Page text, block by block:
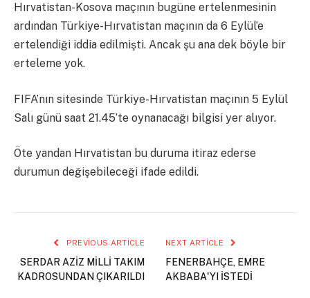
Hırvatistan-Kosova maçının bugüne ertelenmesinin
ardından Türkiye-Hırvatistan maçının da 6 Eylül’e
ertelendiği iddia edilmişti. Ancak şu ana dek böyle bir
erteleme yok.
FIFA’nın sitesinde Türkiye-Hırvatistan maçının 5 Eylül
Salı günü saat 21.45’te oynanacağı bilgisi yer alıyor.
Öte yandan Hırvatistan bu duruma itiraz ederse
durumun değişebileceği ifade edildi.
PREVIOUS ARTICLE
SERDAR AZİZ MİLLİ TAKIM
KADROSUNDAN ÇIKARILDI
NEXT ARTICLE
FENERBAHÇE, EMRE
AKBABA'YI İSTEDİ